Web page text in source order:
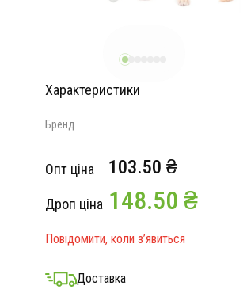
Характеристики
Бренд
Опт ціна 103.50 ₴
Дроп ціна 148.50 ₴
Повідомити, коли з’явиться
Доставка